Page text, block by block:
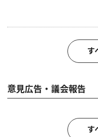
す
意見広告・議会報告
す